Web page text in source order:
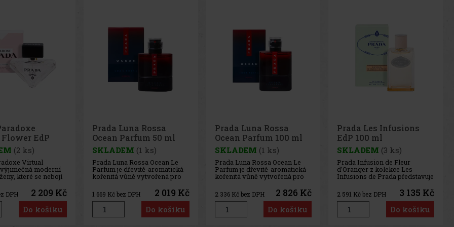
EdP
(2 ks)
Virtual
moderní
které se nebojí
hranice
vnímání. Tato
parfémovaná
2024 je výsledkem
haute parfumerie a
technologií –
DPH 2 209 Kč
Do košíku
Prada Luna Rossa
Ocean Parfum 50 ml
SKLADEM (1 ks)
Prada Luna Rossa Ocean Le
Parfum je dřevitě-aromatická-
kořenitá vůně vytvořená pro
moderního muže s vizí a
odvahou. Je jako pozvánka k
objevování nových obzorů,
posouvání limitů a spojení
člověka s technologií, která
rozšiřuje naše schopnosti.
1 669 Kč bez DPH 2 019 Kč
Do košíku
Prada Luna Rossa
Ocean Parfum 100 ml
SKLADEM (1 ks)
Prada Luna Rossa Ocean Le
Parfum je dřevitě-aromatická-
kořenitá vůně vytvořená pro
moderního muže s vizí a
odvahou. Je jako pozvánka k
objevování nových obzorů,
posouvání limitů a spojení
člověka s technologií, která
rozšiřuje naše schopnosti.
2 336 Kč bez DPH 2 826 Kč
Do košíku
Prada Les Infusions
EdP 100 ml
SKLADEM (3 ks)
Prada Infusion de Fleur
d’Oranger z kolekce Les
Infusions de Prada představuje
sofistikovanou interpretaci
pomerančového květu v
moderním pojetí. Tato
květinově-citrusová vůně
spojuje neroli a olej z
pomerančových květů s
2 591 Kč bez DPH 3 135 Kč
Do košíku